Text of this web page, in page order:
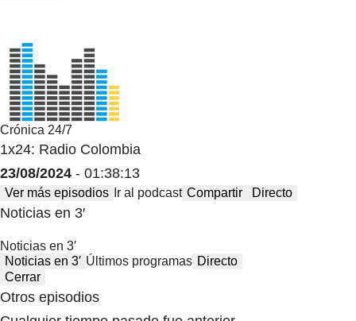
Crónica 24/7
1x24: Radio Colombia
23/08/2024 - 01:38:13
Ver más episodios Ir al podcast Compartir Directo
Noticias en 3′
Noticias en 3′
Noticias en 3′ Últimos programas Directo
Cerrar
Otros episodios